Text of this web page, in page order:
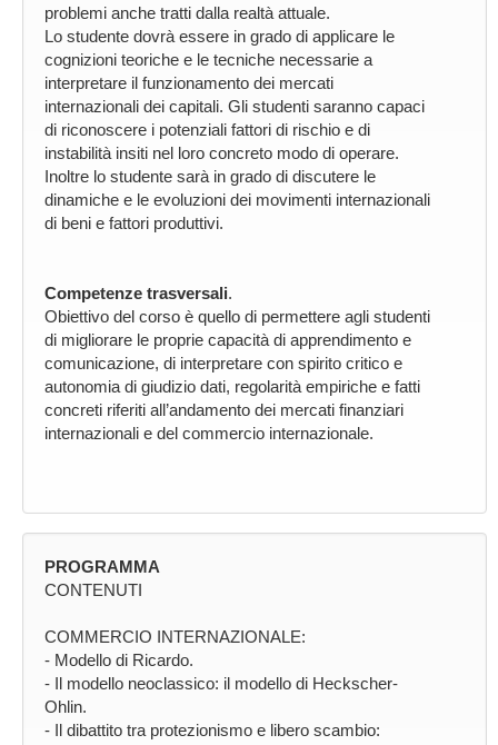
problemi anche tratti dalla realtà attuale.
Lo studente dovrà essere in grado di applicare le
cognizioni teoriche e le tecniche necessarie a
interpretare il funzionamento dei mercati
internazionali dei capitali. Gli studenti saranno capaci
di riconoscere i potenziali fattori di rischio e di
instabilità insiti nel loro concreto modo di operare.
Inoltre lo studente sarà in grado di discutere le
dinamiche e le evoluzioni dei movimenti internazionali
di beni e fattori produttivi.
Competenze trasversali.
Obiettivo del corso è quello di permettere agli studenti
di migliorare le proprie capacità di apprendimento e
comunicazione, di interpretare con spirito critico e
autonomia di giudizio dati, regolarità empiriche e fatti
concreti riferiti all’andamento dei mercati finanziari
internazionali e del commercio internazionale.
PROGRAMMA
CONTENUTI
COMMERCIO INTERNAZIONALE:
- Modello di Ricardo.
- Il modello neoclassico: il modello di Heckscher-
Ohlin.
- Il dibattito tra protezionismo e libero scambio: